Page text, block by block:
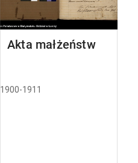
Akta małżeństw
1900-1911